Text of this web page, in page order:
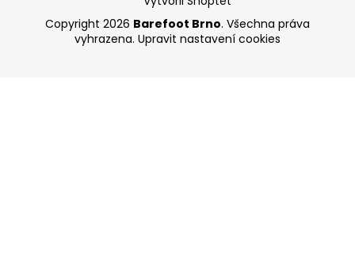
Copyright 2026 Barefoot Brno. Všechna práva
vyhrazena. Upravit nastavení cookies